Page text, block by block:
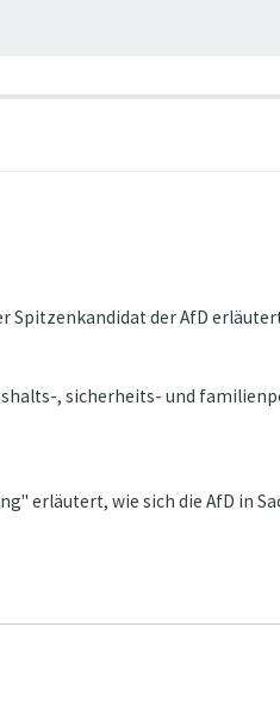
Spitzenkandidat der AfD
, sicherheits- und
erläutert, wie sich die AfD in